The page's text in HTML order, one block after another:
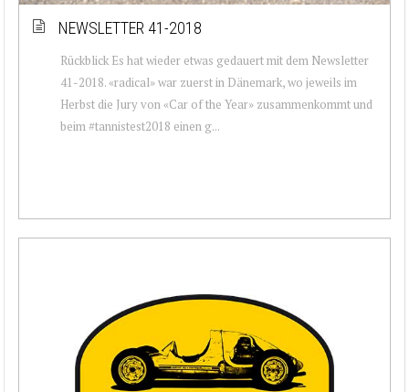
NEWSLETTER 41-2018
Rückblick Es hat wieder etwas gedauert mit dem Newsletter
41-2018. «radical» war zuerst in Dänemark, wo jeweils im
Herbst die Jury von «Car of the Year» zusammenkommt und
beim #tannistest2018 einen g...